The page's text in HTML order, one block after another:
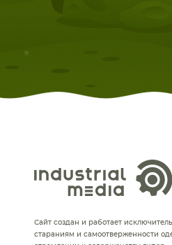
Сайт создан и работает
стараниям и самоотверженности